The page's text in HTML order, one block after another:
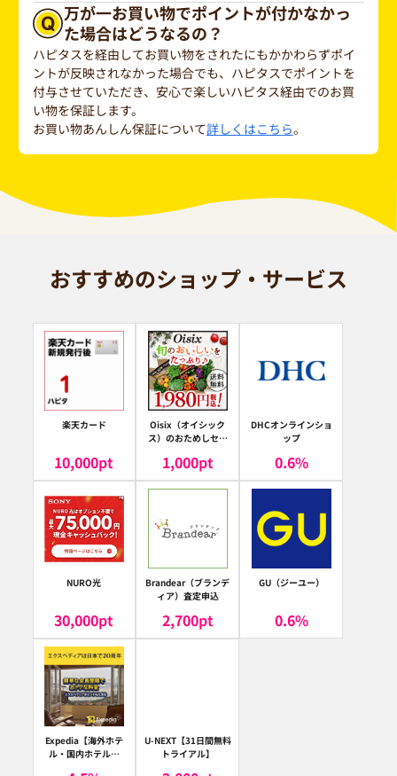
万が一お買い物でポイントが付かなかっ
た場合はどうなるの？
ハピタスを経由してお買い物をされたにもかかわらずポイ
ントが反映されなかった場合でも、ハピタスでポイントを
付与させていただき、安心で楽しいハピタス経由でのお買
い物を保証します。
お買い物あんしん保証について詳しくはこちら。
おすすめのショップ・サービス
楽天カード
10,000pt
Oisix（オイシック
ス）のおためしセッ
1,000pt
DHCオンラインショ
ップ
0.6%
NURO光
30,000pt
Brandear（ブランデ
ィア）査定申込
2,700pt
GU（ジーユー）
0.6%
Expedia【海外ホテ
ル・国内ホテル予
U-NEXT【31日間無料
トライアル】